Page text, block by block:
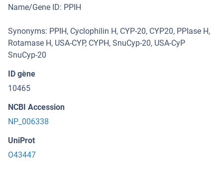
Name/Gene ID: PPIH
Synonyms: PPIH, Cyclophilin H, CYP-20, CYP20, PPIase H,
Rotamase H, USA-CYP, CYPH, SnuCyp-20, USA-CyP
SnuCyp-20
ID gène
10465
NCBI Accession
NP_006338
UniProt
O43447